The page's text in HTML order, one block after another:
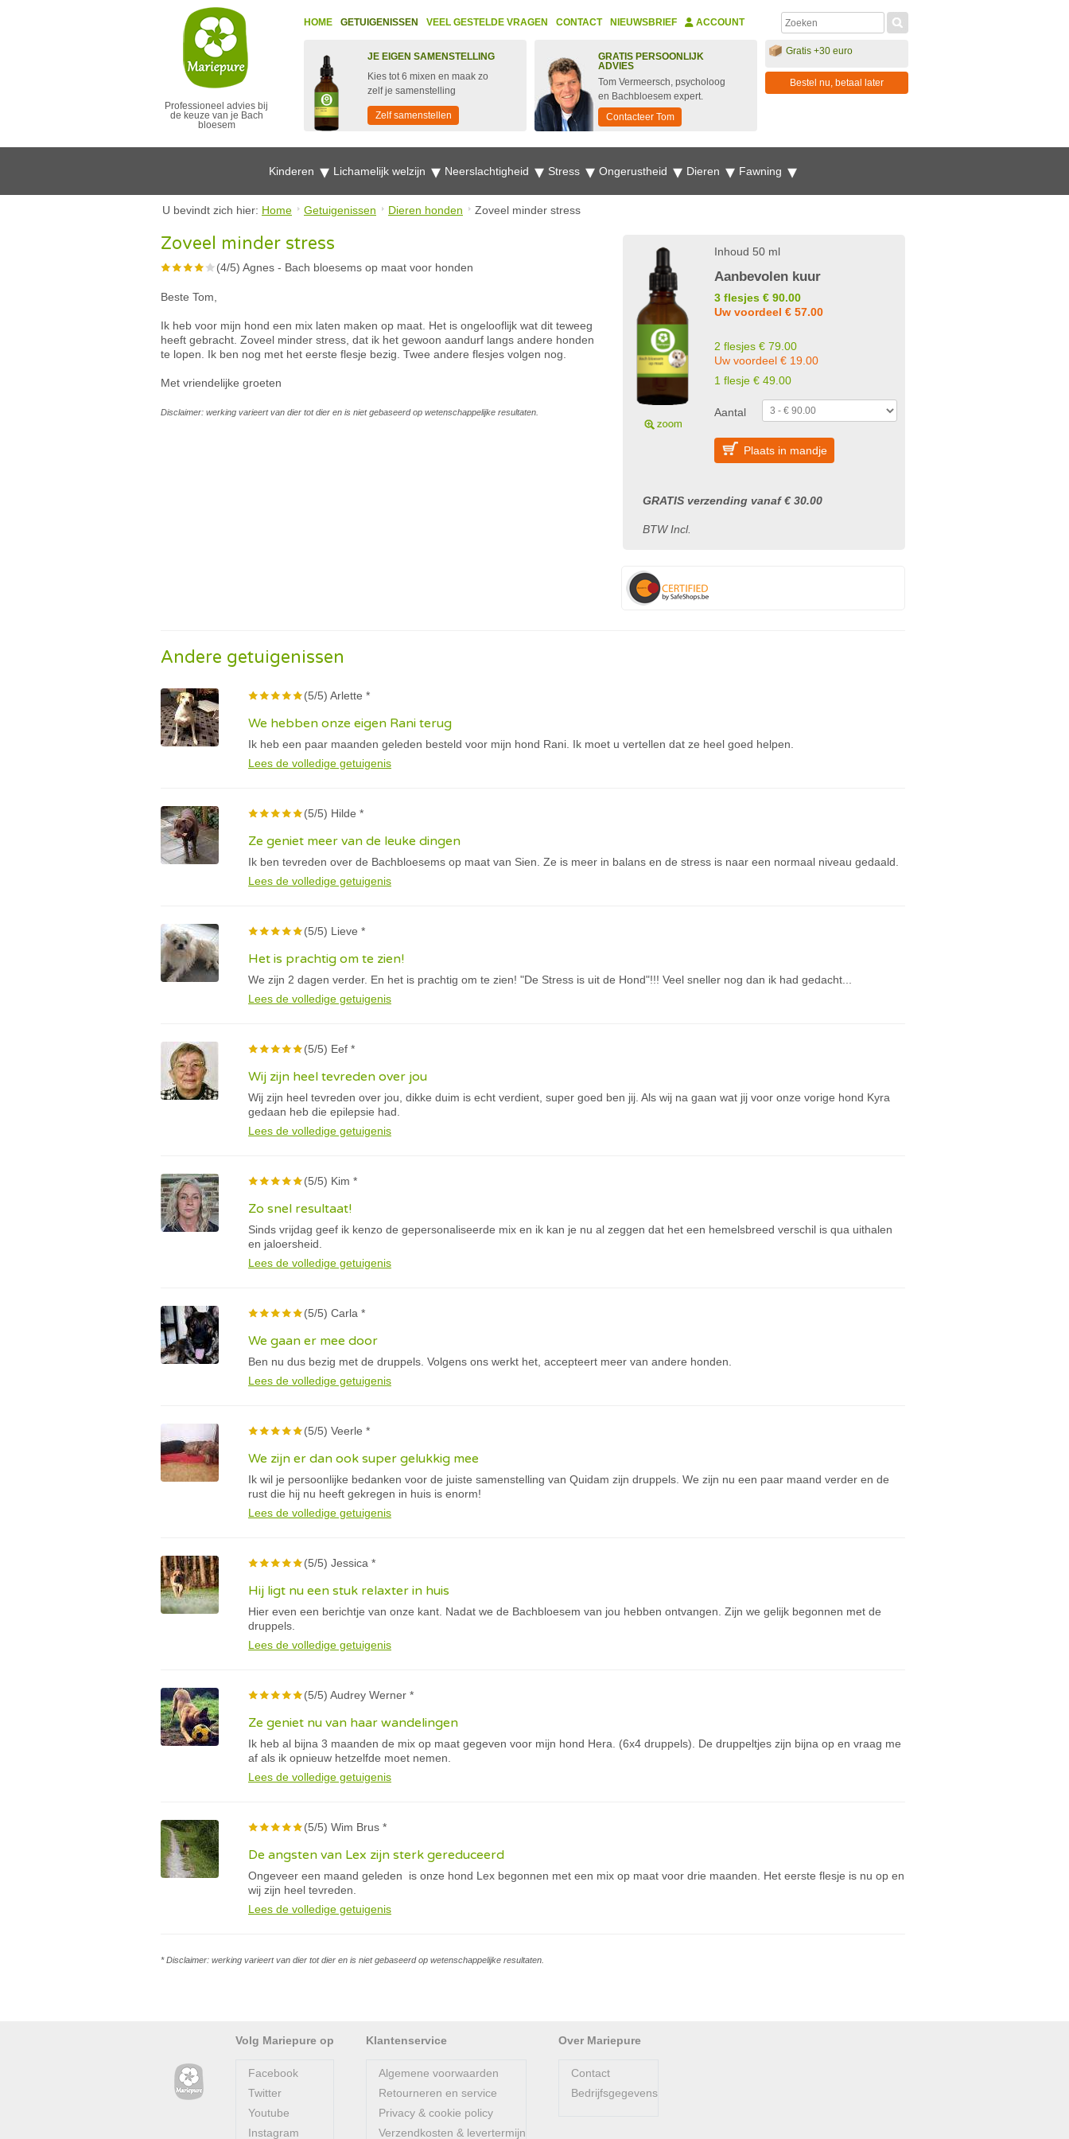
Professioneel advies bij
de keuze van je Bach
bloesem
HOME GETUIGENISSEN VEEL GESTELDE VRAGEN CONTACT NIEUWSBRIEF ACCOUNT
JE EIGEN SAMENSTELLING
Kies tot 6 mixen en maak zo
zelf je samenstelling
Zelf samenstellen
GRATIS PERSOONLIJK
ADVIES
Tom Vermeersch, psycholoog
en Bachbloesem expert.
Contacteer Tom
Gratis +30 euro
Bestel nu, betaal later
Kinderen Lichamelijk welzijn Neerslachtigheid Stress Ongerustheid Dieren Fawning
U bevindt zich hier: Home Getuigenissen Dieren honden Zoveel minder stress
Zoveel minder stress
(4/5) Agnes - Bach bloesems op maat voor honden
Beste Tom,
Ik heb voor mijn hond een mix laten maken op maat. Het is ongelooflijk wat dit teweeg
heeft gebracht. Zoveel minder stress, dat ik het gewoon aandurf langs andere honden
te lopen. Ik ben nog met het eerste flesje bezig. Twee andere flesjes volgen nog.
Met vriendelijke groeten
Disclaimer: werking varieert van dier tot dier en is niet gebaseerd op wetenschappelijke resultaten.
Inhoud 50 ml
Aanbevolen kuur
3 flesjes € 90.00
Uw voordeel € 57.00
2 flesjes € 79.00
Uw voordeel € 19.00
1 flesje € 49.00
Aantal
Plaats in mandje
GRATIS verzending vanaf € 30.00
BTW Incl.
Andere getuigenissen
(5/5) Arlette *
We hebben onze eigen Rani terug
Ik heb een paar maanden geleden besteld voor mijn hond Rani. Ik moet u vertellen dat ze heel goed helpen.
Lees de volledige getuigenis
(5/5) Hilde *
Ze geniet meer van de leuke dingen
Ik ben tevreden over de Bachbloesems op maat van Sien. Ze is meer in balans en de stress is naar een normaal niveau gedaald.
Lees de volledige getuigenis
(5/5) Lieve *
Het is prachtig om te zien!
We zijn 2 dagen verder. En het is prachtig om te zien! "De Stress is uit de Hond"!!! Veel sneller nog dan ik had gedacht...
Lees de volledige getuigenis
(5/5) Eef *
Wij zijn heel tevreden over jou
Wij zijn heel tevreden over jou, dikke duim is echt verdient, super goed ben jij. Als wij na gaan wat jij voor onze vorige hond Kyra
gedaan heb die epilepsie had.
Lees de volledige getuigenis
(5/5) Kim *
Zo snel resultaat!
Sinds vrijdag geef ik kenzo de gepersonaliseerde mix en ik kan je nu al zeggen dat het een hemelsbreed verschil is qua uithalen
en jaloersheid.
Lees de volledige getuigenis
(5/5) Carla *
We gaan er mee door
Ben nu dus bezig met de druppels. Volgens ons werkt het, accepteert meer van andere honden.
Lees de volledige getuigenis
(5/5) Veerle *
We zijn er dan ook super gelukkig mee
Ik wil je persoonlijke bedanken voor de juiste samenstelling van Quidam zijn druppels. We zijn nu een paar maand verder en de
rust die hij nu heeft gekregen in huis is enorm!
Lees de volledige getuigenis
(5/5) Jessica *
Hij ligt nu een stuk relaxter in huis
Hier even een berichtje van onze kant. Nadat we de Bachbloesem van jou hebben ontvangen. Zijn we gelijk begonnen met de
druppels.
Lees de volledige getuigenis
(5/5) Audrey Werner *
Ze geniet nu van haar wandelingen
Ik heb al bijna 3 maanden de mix op maat gegeven voor mijn hond Hera. (6x4 druppels). De druppeltjes zijn bijna op en vraag me
af als ik opnieuw hetzelfde moet nemen.
Lees de volledige getuigenis
(5/5) Wim Brus *
De angsten van Lex zijn sterk gereduceerd
Ongeveer een maand geleden is onze hond Lex begonnen met een mix op maat voor drie maanden. Het eerste flesje is nu op en
wij zijn heel tevreden.
Lees de volledige getuigenis
* Disclaimer: werking varieert van dier tot dier en is niet gebaseerd op wetenschappelijke resultaten.
Volg Mariepure op
Facebook
Twitter
Youtube
Instagram
Klantenservice
Algemene voorwaarden
Retourneren en service
Privacy & cookie policy
Verzendkosten & levertermijn
Over Mariepure
Contact
Bedrijfsgegevens